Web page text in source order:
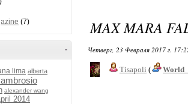
(7)
-
lima alberta
alexander wang
2014
MAX MARA
Четверг, 23 Февраля 2017 г.
Tisapoli (